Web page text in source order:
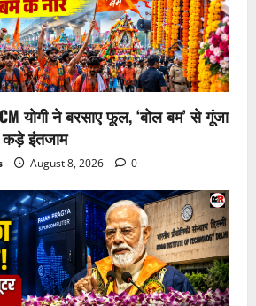
योगी ने बरसाए फूल, ‘बोल बम’ से गूंजा
कड़े इंतजाम
August 8, 2026 0